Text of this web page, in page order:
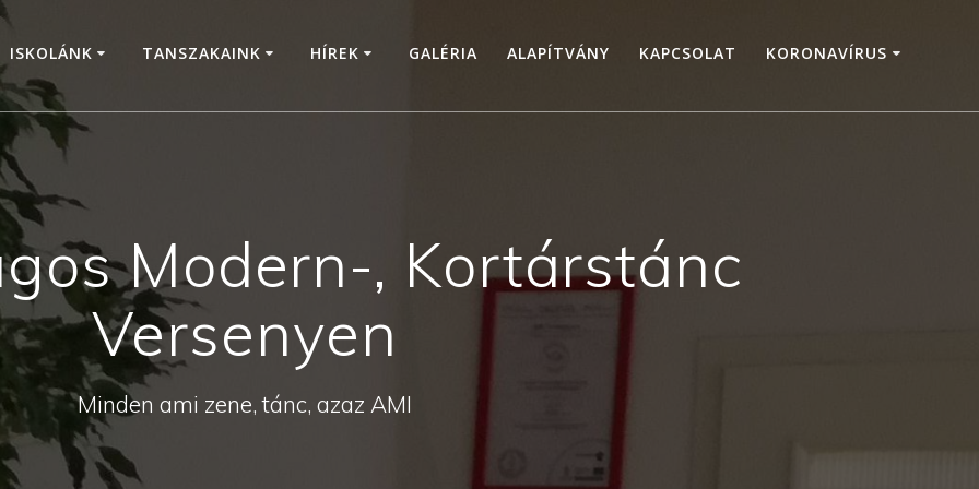
ISKOLÁNK TANSZAKAINK HÍREK GALÉRIA ALAPÍTVÁNY KAPCSOLAT KORONAVÍRUS
Modern-, Kortárstánc
Versenyen
Minden ami zene, tánc, azaz AMI